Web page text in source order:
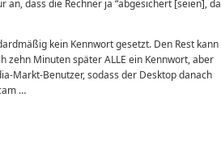
dass die Rechner ja “abgesichert [seien], da
kein Kennwort gesetzt. Den Rest kann
zehn Minuten später ALLE ein Kennwort, aber
Markt-Benutzer, sodass der Desktop danach
…